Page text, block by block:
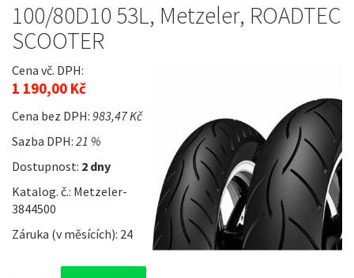
100/80D10 53L, Metzeler, ROADTEC
SCOOTER
Cena vč. DPH:
1 190,00 Kč
Cena bez DPH: 983,47 Kč
Sazba DPH: 21 %
Dostupnost: 2 dny
Katalog. č.: Metzeler-
3844500
Záruka (v měsících): 24